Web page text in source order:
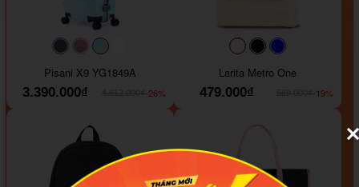
#40454a#b76e79
#9ad8e7
Pisani X9 YG1849A
3.390.000₫
-26%
#faf0e6#000000
Larita Metro One
479.000₫
-19%